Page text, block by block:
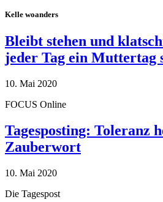
Kelle woanders
Bleibt stehen und
jeder Tag ein Muttertag
10. Mai 2020
FOCUS Online
Tagesposting: Toleranz
Zauberwort
10. Mai 2020
Die Tagespost